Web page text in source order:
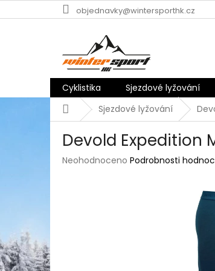
na
objednavky@wintersporthk.cz
Cyklistika Sjezdové lyžování
DomůSjezdové lyžování
Devold Expedition
Průměrné
Neohodnoceno Podrobnosti